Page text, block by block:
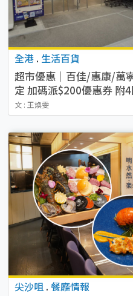
全港 . 生活百貨
超市優惠｜百佳/惠康/萬
定 加碼派$200優惠券 附
文 : 王煥雯
尖沙咀 . 餐廳情報